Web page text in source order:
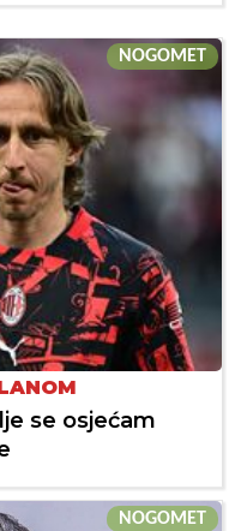
NOGOMET
se osjećam
NOGOMET